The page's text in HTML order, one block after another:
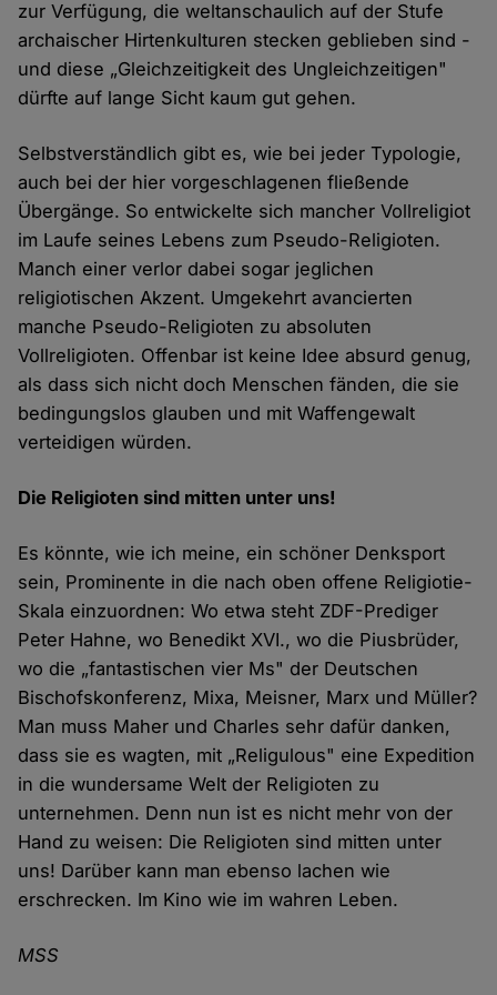
zur Verfügung, die weltanschaulich auf der Stufe
archaischer Hirtenkulturen stecken geblieben sind -
und diese „Gleichzeitigkeit des Ungleichzeitigen"
dürfte auf lange Sicht kaum gut gehen.
Selbstverständlich gibt es, wie bei jeder Typologie,
auch bei der hier vorgeschlagenen fließende
Übergänge. So entwickelte sich mancher Vollreligiot
im Laufe seines Lebens zum Pseudo-Religioten.
Manch einer verlor dabei sogar jeglichen
religiotischen Akzent. Umgekehrt avancierten
manche Pseudo-Religioten zu absoluten
Vollreligioten. Offenbar ist keine Idee absurd genug,
als dass sich nicht doch Menschen fänden, die sie
bedingungslos glauben und mit Waffengewalt
verteidigen würden.
Die Religioten sind mitten unter uns!
Es könnte, wie ich meine, ein schöner Denksport
sein, Prominente in die nach oben offene Religiotie-
Skala einzuordnen: Wo etwa steht ZDF-Prediger
Peter Hahne, wo Benedikt XVI., wo die Piusbrüder,
wo die „fantastischen vier Ms" der Deutschen
Bischofskonferenz, Mixa, Meisner, Marx und Müller?
Man muss Maher und Charles sehr dafür danken,
dass sie es wagten, mit „Religulous" eine Expedition
in die wundersame Welt der Religioten zu
unternehmen. Denn nun ist es nicht mehr von der
Hand zu weisen: Die Religioten sind mitten unter
uns! Darüber kann man ebenso lachen wie
erschrecken. Im Kino wie im wahren Leben.
MSS